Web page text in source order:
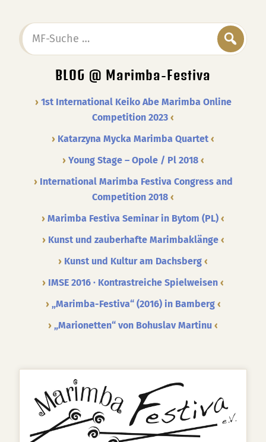
MF-
Suche
BLOG @ Marimba-Festiva
1st International Keiko Abe Marimba Online
Competition 2023
Katarzyna Mycka Marimba Quartet
Young Stage – Opole / Pl 2018
International Marimba Festiva Congress and
Competition 2018
Marimba Festiva Seminar in Bytom (PL)
Kunst und zauberhafte Marimbaklänge
Kunst und Kultur am Dachsberg
IMSE 2016 · Kontrastreiche Spielweisen
„Marimba-Festiva“ (2016) in Bamberg
„Marionetten“ von Bohuslav Martinu